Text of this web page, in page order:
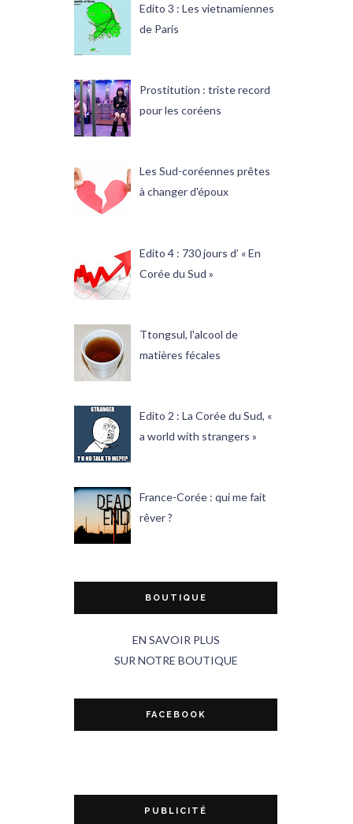
Edito 3 : Les vietnamiennes
de Paris
Prostitution : triste record
pour les coréens
Les Sud-coréennes prêtes
à changer d'époux
Edito 4 : 730 jours d’ « En
Corée du Sud »
Ttongsul, l'alcool de
matières fécales
Edito 2 : La Corée du Sud, «
a world with strangers »
France-Corée : qui me fait
rêver ?
BOUTIQUE
EN SAVOIR PLUS
SUR NOTRE BOUTIQUE
FACEBOOK
PUBLICITÉ